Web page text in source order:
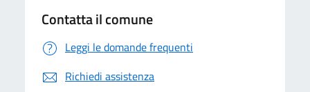
Contatta il comune
Leggi le domande frequenti
Richiedi assistenza